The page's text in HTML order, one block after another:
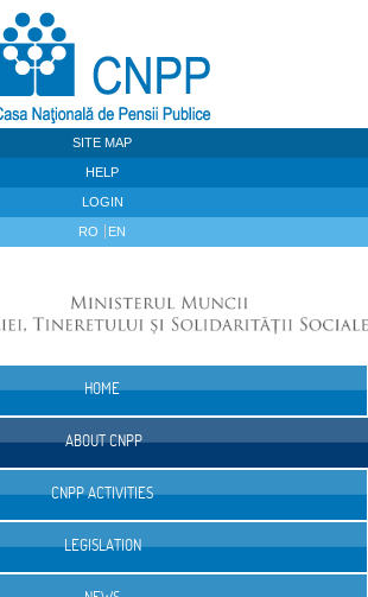
SITE MAP
HELP
LOGIN
RO EN
HOME
ABOUT CNPP
CNPP ACTIVITIES
LEGISLATION